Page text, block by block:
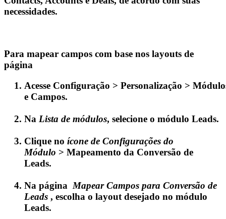
necessidades.
Para mapear campos com base nos layouts de
página
Acesse Configuração > Personalização >
e Campos.
Na Lista de módulos, selecione o módulo Leads.
Clique no ícone de Configurações do
Módulo > Mapeamento da Conversão de
Leads.
Na páginaMapear Campos para Conversão de
Leads , escolha o layout desejado no módulo
Leads.